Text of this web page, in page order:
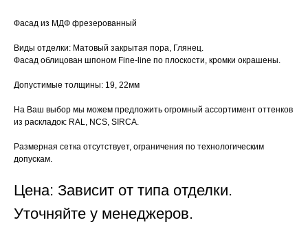
Фасад из МДФ фрезерованный
Виды отделки: Матовый закрытая пора, Глянец.
Фасад облицован шпоном Fine-line по плоскости, кромки окрашены.
Допустимые толщины: 19, 22мм
На Ваш выбор мы можем предложить огромный ассортимент оттенков
из раскладок: RAL, NCS, SIRCA.
Размерная сетка отсутствует, ограничения по технологическим
допускам.
Цена: Зависит от типа отделки.
Уточняйте у менеджеров.